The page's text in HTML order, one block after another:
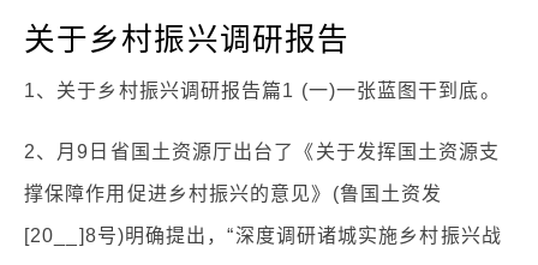
关于乡村振兴调研报告
1、关于乡村振兴调研报告篇1 (一)一张蓝图干到底。
2、月9日省国土资源厅出台了《关于发挥国土资源支
撑保障作用促进乡村振兴的意见》(鲁国土资发
[20__]8号)明确提出，“深度调研诸城实施乡村振兴战